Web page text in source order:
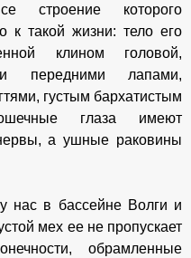
строение которого
к такой жизни: тело его
клином головой,
передними лапами,
густым бархатистым
глаза имеют
а ушные раковины
нас в бассейне Волги и
мех ее не пропускает
обрамленные